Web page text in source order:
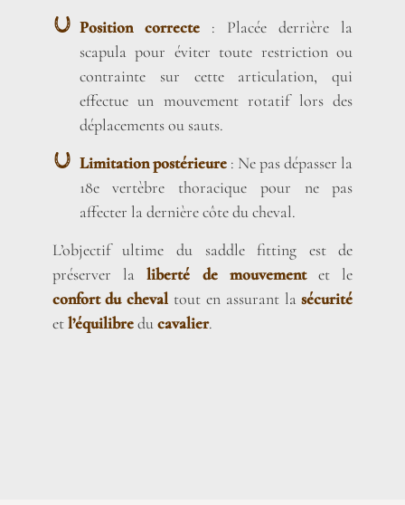
Position correcte: Placée derrière la
scapula pour éviter toute restriction ou
contrainte sur cette articulation, qui
effectue un mouvement rotatif lors des
déplacements ou sauts.
Limitation postérieure: Ne pas dépasser la
18e vertèbre thoracique pour ne pas
affecter la dernière côte du cheval.
L’objectif ultime du saddle fitting est de
préserver laliberté de mouvementet le
confort du cheval tout en assurant lasécurité
etl’équilibreducavalier.